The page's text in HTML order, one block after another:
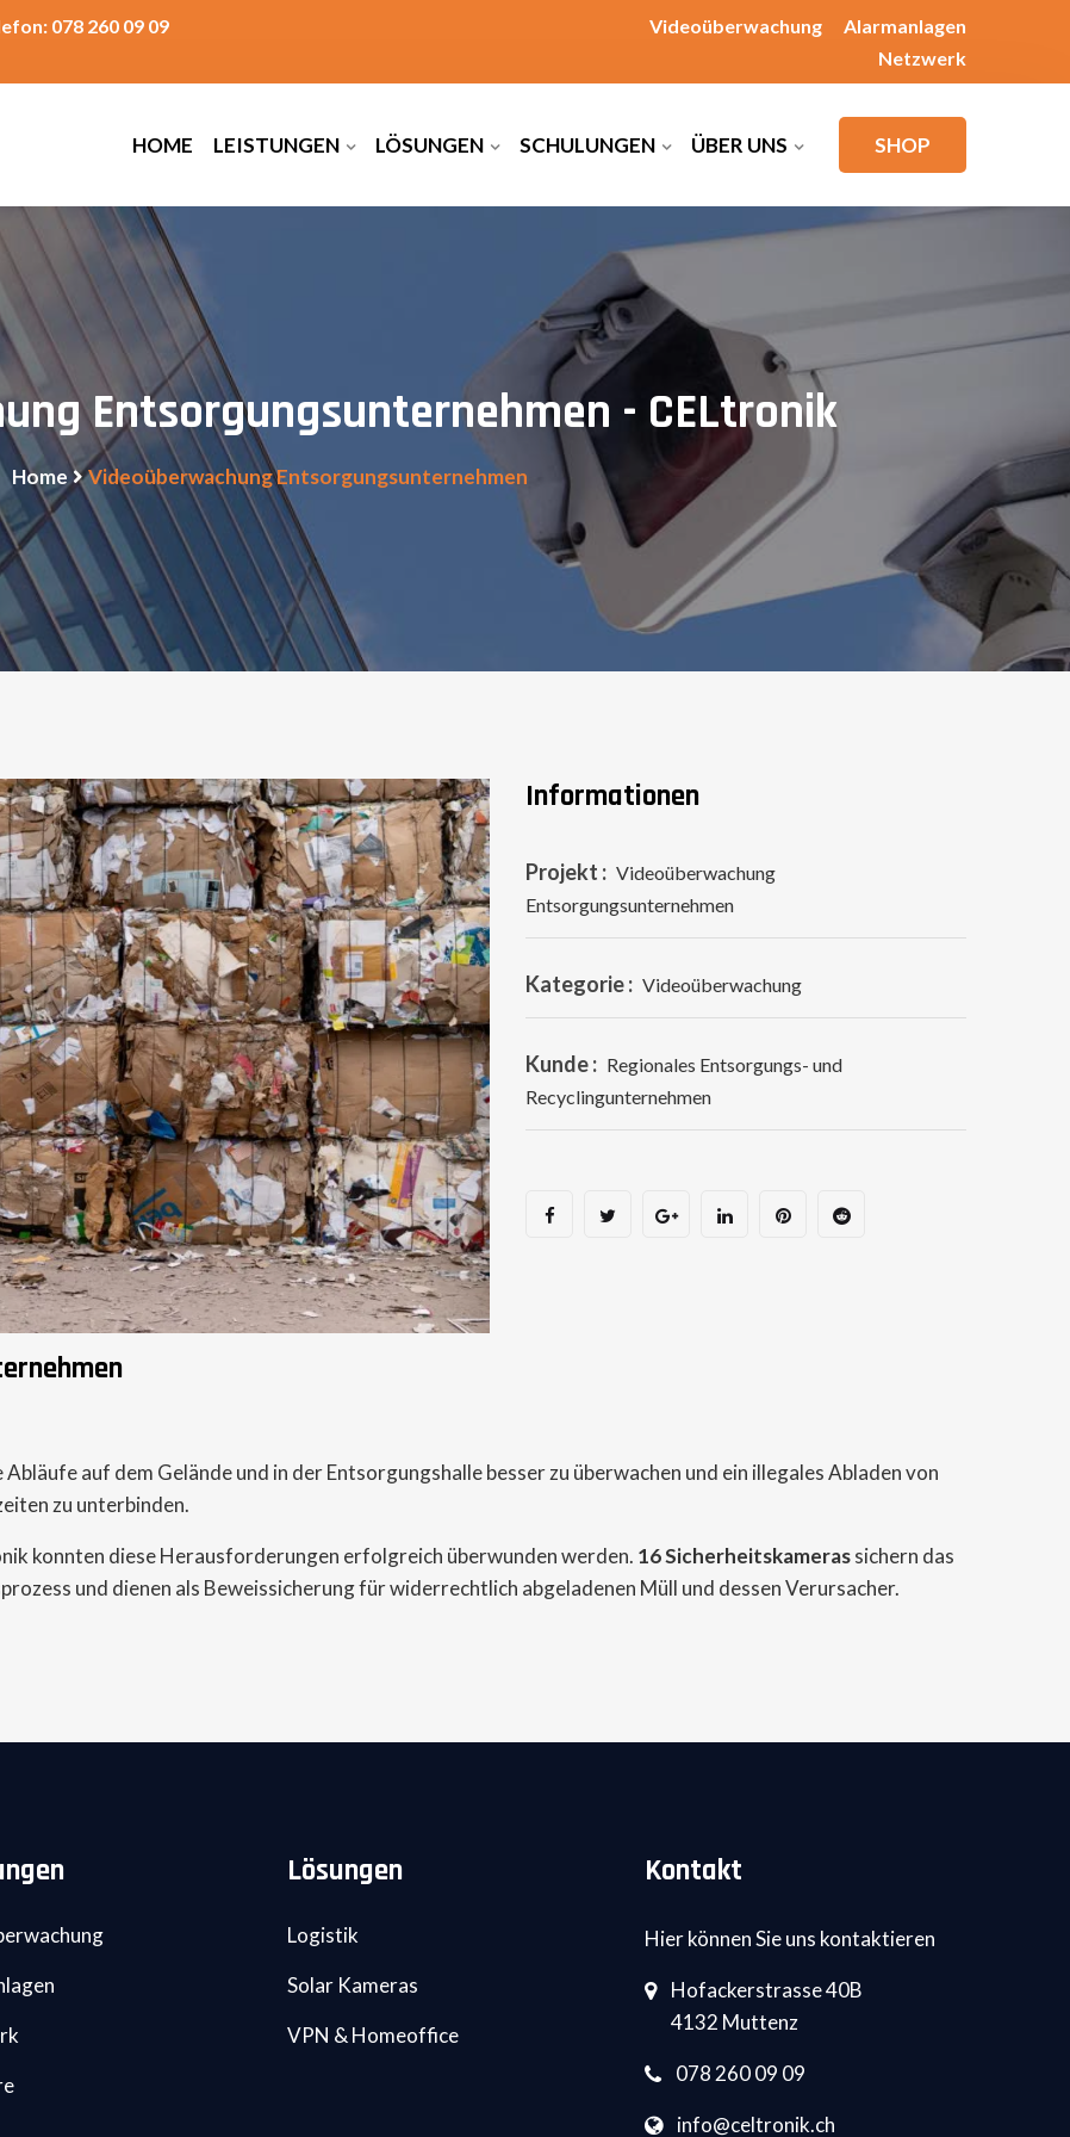
078 260 09 09 Videoüberwachung
Alarmanlagen
Netzwerk
HOME LEISTUNGEN LÖSUNGEN SCHULUNGEN ÜBER UNS SHOP
Entsorgungsunternehmen - CELtronik
Home Videoüberwachung Entsorgungsunternehmen
Informationen
Projekt : Videoüberwachung
Entsorgungsunternehmen
Kategorie : Videoüberwachung
Kunde : Regionales Entsorgungs- und
Recyclingunternehmen
auf dem Gelände und in der Entsorgungshalle besser zu überwachen und ein illegales Abladen von
zu unterbinden.
konnten diese Herausforderungen erfolgreich überwunden werden. 16 Sicherheitskamerassichern das
und dienen als Beweissicherung für widerrechtlich abgeladenen Müll und dessen Verursacher.
Lösungen
Logistik
Solar Kameras
VPN & Homeoffice
Kontakt
Hier können Sie uns kontaktieren
Hofackerstrasse 40B
4132 Muttenz
078 260 09 09
info@celtronik.ch